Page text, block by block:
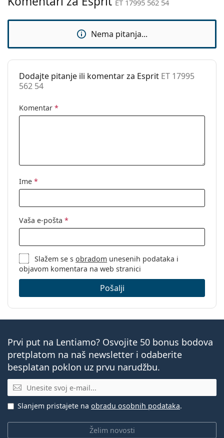
Upotreba:
Moda
ET 17995 562 54
Nema pitanja...
Dodajte pitanje ili komentar za Esprit ET 17995
562 54
Komentar *
Ime *
Vaša e-pošta *
Slažem se sobradom unesenih podataka i
objavom komentara na web stranici
Pošalji
Prvi put na Lentiamo? Osvojite 50 bonus bodova
pretplatom na naš newsletter i odaberite
besplatan poklon uz prvu narudžbu.
E-mail
Želim novosti
Slanjem pristajete na obradu osobnih podataka.